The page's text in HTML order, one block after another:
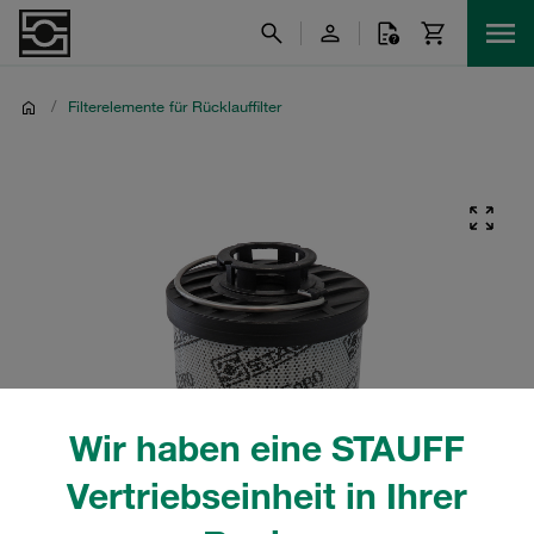
Wir haben eine STAUFF
Vertriebseinheit in Ihrer
/ Filterelemente für Rücklauffilter